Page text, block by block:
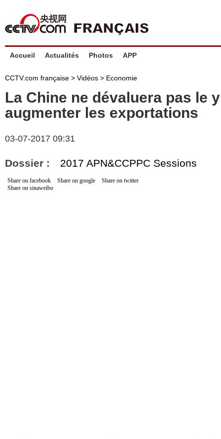
Accueil Actualités Photos APP
CCTV.com française > Vidéos > Economie
La Chine ne dévaluera pas le
augmenter les exportations
03-07-2017 09:31
Dossier : 2017 APN&CCPPC Sessions
Share on facebook Share on google
Share on twitter
Share on sinaweibo